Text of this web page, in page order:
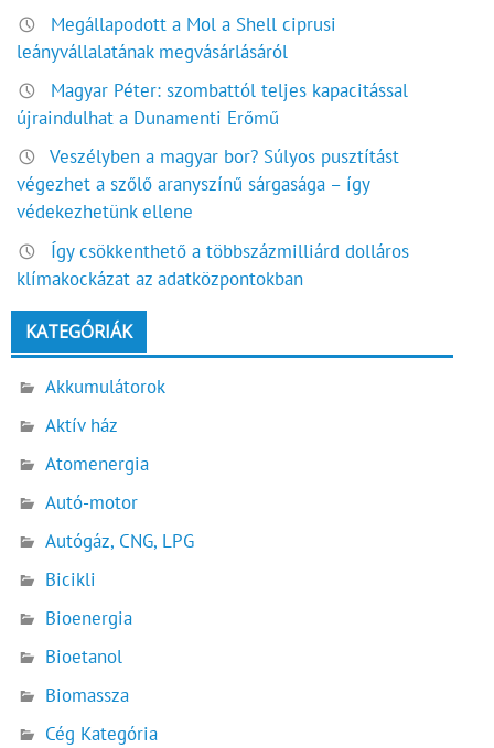
Megállapodott a Mol a Shell ciprusi
leányvállalatának megvásárlásáról
Magyar Péter: szombattól teljes kapacitással
újraindulhat a Dunamenti Erőmű
Veszélyben a magyar bor? Súlyos pusztítást
végezhet a szőlő aranyszínű sárgasága – így
védekezhetünk ellene
Így csökkenthető a többszázmilliárd dolláros
klímakockázat az adatközpontokban
KATEGÓRIÁK
Akkumulátorok
Aktív ház
Atomenergia
Autó-motor
Autógáz, CNG, LPG
Bicikli
Bioenergia
Bioetanol
Biomassza
Cég Kategória